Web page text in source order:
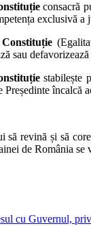
consacră
exclusivă a
sau
stabilește
încalcă
revină și să
de România se
cu Guvernul,